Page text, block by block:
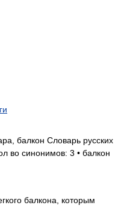
балкон Словарь русских
во синонимов: 3 • балкон
балкона, которым